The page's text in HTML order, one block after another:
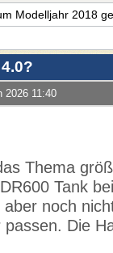
Modelljahr 2018
2026 11:40
Thema
Tank
noch
passen. Die